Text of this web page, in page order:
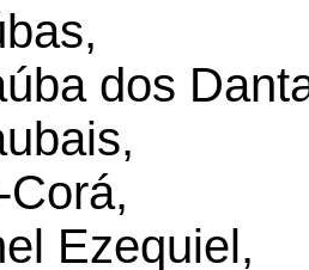
dos
Ezequiel,